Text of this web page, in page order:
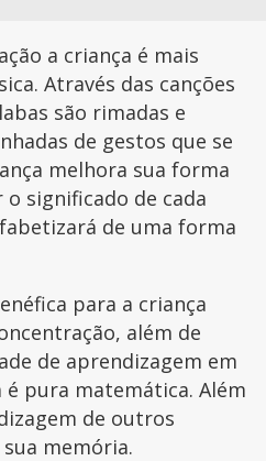
a criança é mais
Através das canções
são rimadas e
de gestos que se
melhora sua forma
significado de cada
de uma forma
para a criança
além de
de aprendizagem em
é pura matemática. Além
de outros
memória.